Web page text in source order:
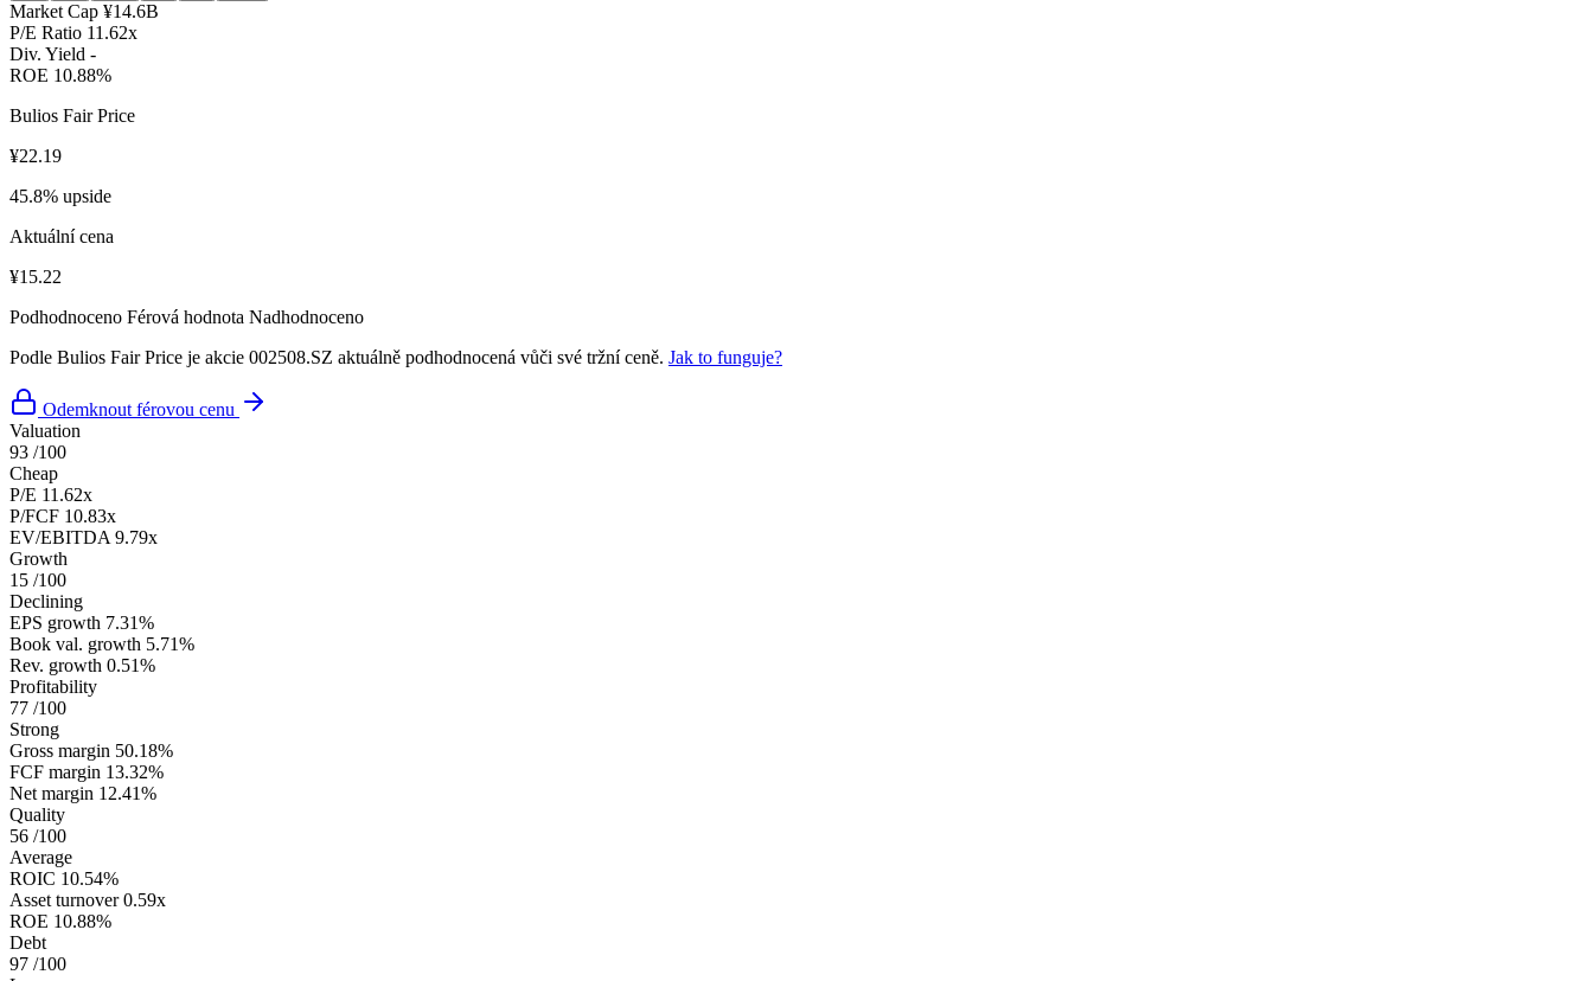
Market Cap ¥14.6B
P/E Ratio 11.62x
Div. Yield -
ROE 10.88%
Bulios Fair Price
¥22.19
45.8% upside
Aktuální cena
¥15.22
Podhodnoceno Férová hodnota Nadhodnoceno
Podle Bulios Fair Price je akcie 002508.SZ aktuálně podhodnocená vůči své tržní ceně. Jak to funguje?
Odemknout férovou cenu
Valuation
93 /100
Cheap
P/E 11.62x
P/FCF 10.83x
EV/EBITDA 9.79x
Growth
15 /100
Declining
EPS growth 7.31%
Book val. growth 5.71%
Rev. growth 0.51%
Profitability
77 /100
Strong
Gross margin 50.18%
FCF margin 13.32%
Net margin 12.41%
Quality
56 /100
Average
ROIC 10.54%
Asset turnover 0.59x
ROE 10.88%
Debt
97 /100